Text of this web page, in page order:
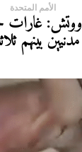
الأمم المتحدة
غارات
مدنيين بينهم